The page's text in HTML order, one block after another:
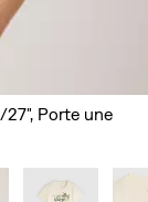
27", Porte une